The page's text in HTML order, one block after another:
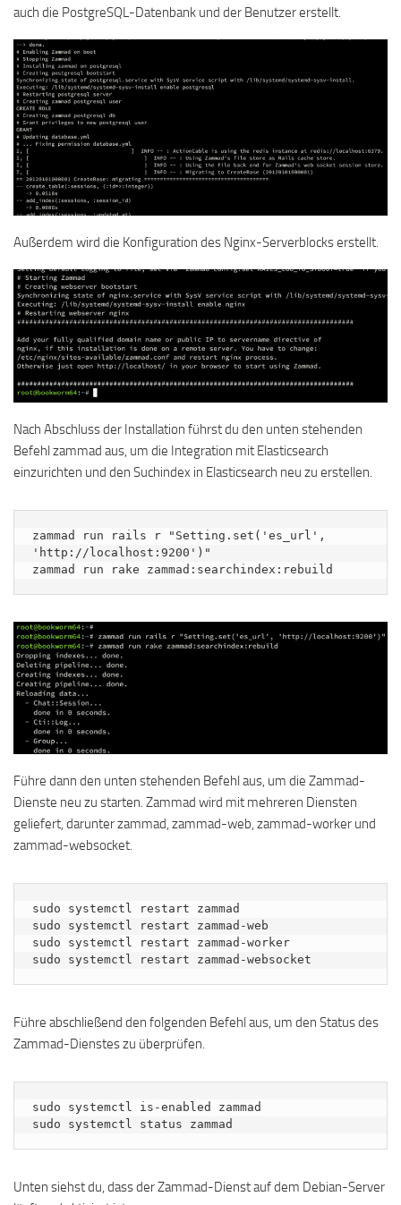
auch die PostgreSQL-Datenbank und der Benutzer erstellt.
Außerdem wird die Konfiguration des Nginx-Serverblocks erstellt.
Nach Abschluss der Installation führst du den unten stehenden
Befehl zammad aus, um die Integration mit Elasticsearch
einzurichten und den Suchindex in Elasticsearch neu zu erstellen.
zammad run rails r "Setting.set('es_url',
'http://localhost:9200')"
zammad run rake zammad:searchindex:rebuild
Führe dann den unten stehenden Befehl aus, um die Zammad-
Dienste neu zu starten. Zammad wird mit mehreren Diensten
geliefert, darunter zammad, zammad-web, zammad-worker und
zammad-websocket.
sudo systemctl restart zammad
sudo systemctl restart zammad-web
sudo systemctl restart zammad-worker
sudo systemctl restart zammad-websocket
Führe abschließend den folgenden Befehl aus, um den Status des
Zammad-Dienstes zu überprüfen.
sudo systemctl is-enabled zammad
sudo systemctl status zammad
Unten siehst du, dass der Zammad-Dienst auf dem Debian-Server